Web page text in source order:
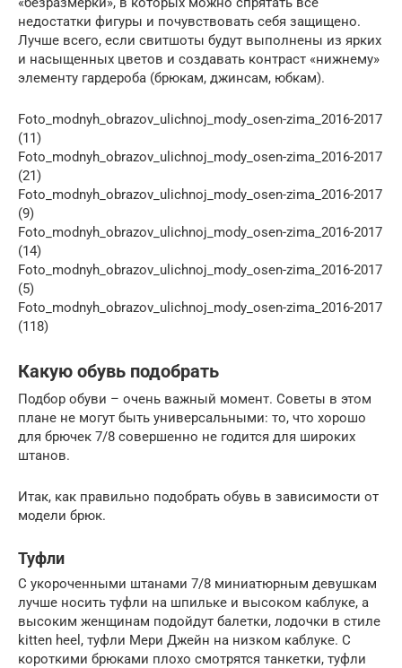
недостатки фигуры и почувствовать себя защищено.
Лучше всего, если свитшоты будут выполнены из ярких
и насыщенных цветов и создавать контраст «нижнему»
элементу гардероба (брюкам, джинсам, юбкам).
Foto_modnyh_obrazov_ulichnoj_mody_osen-zima_2016-2017
(11)
Foto_modnyh_obrazov_ulichnoj_mody_osen-zima_2016-2017
(21)
Foto_modnyh_obrazov_ulichnoj_mody_osen-zima_2016-2017
(9)
Foto_modnyh_obrazov_ulichnoj_mody_osen-zima_2016-2017
(14)
Foto_modnyh_obrazov_ulichnoj_mody_osen-zima_2016-2017
(5)
Foto_modnyh_obrazov_ulichnoj_mody_osen-zima_2016-2017
(118)
Какую обувь подобрать
Подбор обуви – очень важный момент. Советы в этом
плане не могут быть универсальными: то, что хорошо
для брючек 7/8 совершенно не годится для широких
штанов.
Итак, как правильно подобрать обувь в зависимости от
модели брюк.
Туфли
С укороченными штанами 7/8 миниатюрным девушкам
лучше носить туфли на шпильке и высоком каблуке, а
высоким женщинам подойдут балетки, лодочки в стиле
kitten heel, туфли Мери Джейн на низком каблуке. С
короткими брюками плохо смотрятся танкетки, туфли